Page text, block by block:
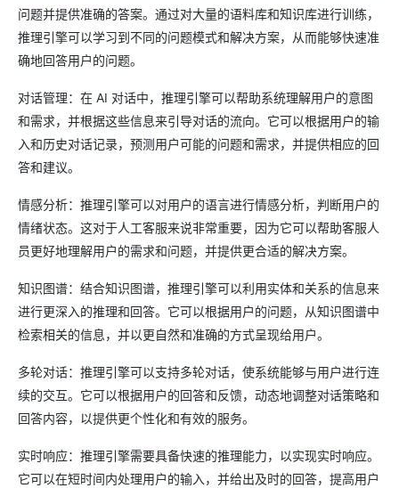
问题并提供准确的答案。通过对大量的语料库和知识库进行训练，
推理引擎可以学习到不同的问题模式和解决方案，从而能够快速准
确地回答用户的问题。
对话管理：在 AI 对话中，推理引擎可以帮助系统理解用户的意图
和需求，并根据这些信息来引导对话的流向。它可以根据用户的输
入和历史对话记录，预测用户可能的问题和需求，并提供相应的回
答和建议。
情感分析：推理引擎可以对用户的语言进行情感分析，判断用户的
情绪状态。这对于人工客服来说非常重要，因为它可以帮助客服人
员更好地理解用户的需求和问题，并提供更合适的解决方案。
知识图谱：结合知识图谱，推理引擎可以利用实体和关系的信息来
进行更深入的推理和回答。它可以根据用户的问题，从知识图谱中
检索相关的信息，并以更自然和准确的方式呈现给用户。
多轮对话：推理引擎可以支持多轮对话，使系统能够与用户进行连
续的交互。它可以根据用户的回答和反馈，动态地调整对话策略和
回答内容，以提供更个性化和有效的服务。
实时响应：推理引擎需要具备快速的推理能力，以实现实时响应。
它可以在短时间内处理用户的输入，并给出及时的回答，提高用户